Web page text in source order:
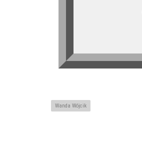
Wanda Wójcik